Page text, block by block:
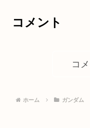
コメント
コ
ホーム ガンダム